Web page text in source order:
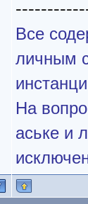
Все
личным
На
аське и